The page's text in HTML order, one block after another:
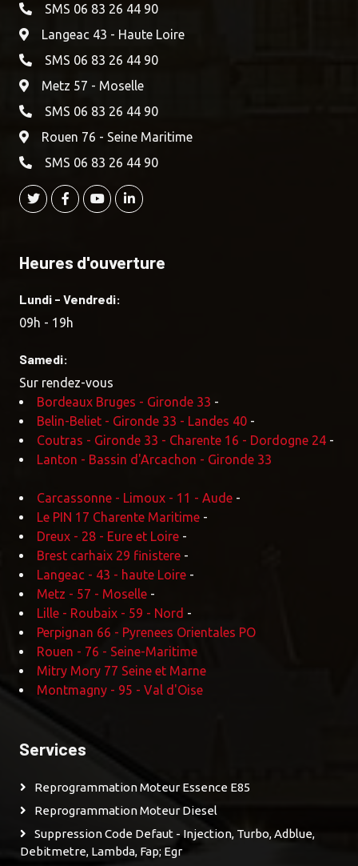
SMS 06 83 26 44 90
Langeac 43 - Haute Loire
SMS 06 83 26 44 90
Metz 57 - Moselle
SMS 06 83 26 44 90
Rouen 76 - Seine Maritime
SMS 06 83 26 44 90
Heures d'ouverture
Lundi - Vendredi:
09h - 19h
Samedi:
Sur rendez-vous
Bordeaux Bruges - Gironde 33 -
Belin-Beliet - Gironde 33 - Landes 40 -
Coutras - Gironde 33 - Charente 16 - Dordogne 24 -
Lanton - Bassin d'Arcachon - Gironde 33
Carcassonne - Limoux - 11 - Aude -
Le PIN 17 Charente Maritime -
Dreux - 28 - Eure et Loire -
Brest carhaix 29 finistere -
Langeac - 43 - haute Loire -
Metz - 57 - Moselle -
Lille - Roubaix - 59 - Nord -
Perpignan 66 - Pyrenees Orientales PO
Rouen - 76 - Seine-Maritime
Mitry Mory 77 Seine et Marne
Montmagny - 95 - Val d'Oise
Services
Reprogrammation Moteur Essence E85
Reprogrammation Moteur Diesel
Suppression Code Defaut - Injection, Turbo, Adblue,
Debitmetre, Lambda, Fap; Egr